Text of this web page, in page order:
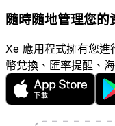
隨時隨地管理您的
Xe 應用程式擁有您進
幣兌換、匯率提醒、